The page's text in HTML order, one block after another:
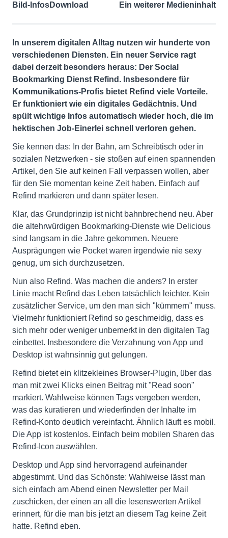
Bild-InfosDownload Ein weiterer Medieninhalt
In unserem digitalen Alltag nutzen wir hunderte von
verschiedenen Diensten. Ein neuer Service ragt
dabei derzeit besonders heraus: Der Social
Bookmarking Dienst Refind. Insbesondere für
Kommunikations-Profis bietet Refind viele Vorteile.
Er funktioniert wie ein digitales Gedächtnis. Und
spült wichtige Infos automatisch wieder hoch, die im
hektischen Job-Einerlei schnell verloren gehen.
Sie kennen das: In der Bahn, am Schreibtisch oder in
sozialen Netzwerken - sie stoßen auf einen spannenden
Artikel, den Sie auf keinen Fall verpassen wollen, aber
für den Sie momentan keine Zeit haben. Einfach auf
Refind markieren und dann später lesen.
Klar, das Grundprinzip ist nicht bahnbrechend neu. Aber
die altehrwürdigen Bookmarking-Dienste wie Delicious
sind langsam in die Jahre gekommen. Neuere
Ausprägungen wie Pocket waren irgendwie nie sexy
genug, um sich durchzusetzen.
Nun also Refind. Was machen die anders? In erster
Linie macht Refind das Leben tatsächlich leichter. Kein
zusätzlicher Service, um den man sich "kümmern" muss.
Vielmehr funktioniert Refind so geschmeidig, dass es
sich mehr oder weniger unbemerkt in den digitalen Tag
einbettet. Insbesondere die Verzahnung von App und
Desktop ist wahnsinnig gut gelungen.
Refind bietet ein klitzekleines Browser-Plugin, über das
man mit zwei Klicks einen Beitrag mit "Read soon"
markiert. Wahlweise können Tags vergeben werden,
was das kuratieren und wiederfinden der Inhalte im
Refind-Konto deutlich vereinfacht. Ähnlich läuft es mobil.
Die App ist kostenlos. Einfach beim mobilen Sharen das
Refind-Icon auswählen.
Desktop und App sind hervorragend aufeinander
abgestimmt. Und das Schönste: Wahlweise lässt man
sich einfach am Abend einen Newsletter per Mail
zuschicken, der einen an all die lesenswerten Artikel
erinnert, für die man bis jetzt an diesem Tag keine Zeit
hatte. Refind eben.